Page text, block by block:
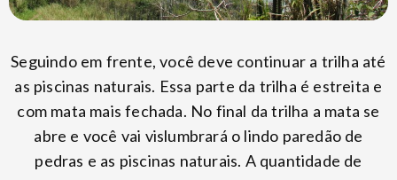
Seguindo em frente, você deve continuar a trilha até
as piscinas naturais. Essa parte da trilha é estreita e
com mata mais fechada. No final da trilha a mata se
abre e você vai vislumbrará o lindo paredão de
pedras e as piscinas naturais. A quantidade de